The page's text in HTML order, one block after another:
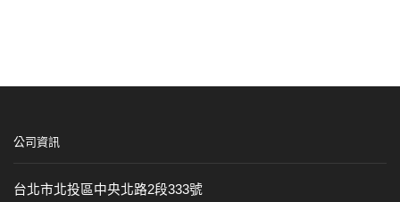
公司資訊
台北市北投區中央北路2段333號